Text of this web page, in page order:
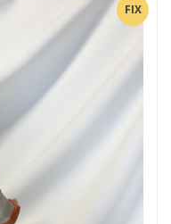
FIX